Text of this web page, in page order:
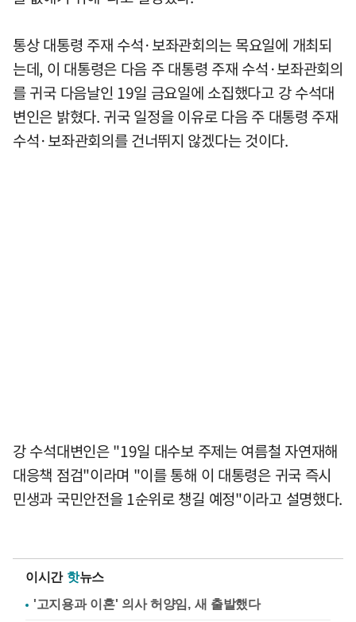
통상 대통령 주재 수석·보좌관회의는 목요일에 개최되
는데, 이 대통령은 다음 주 대통령 주재 수석·보좌관회의
를 귀국 다음날인 19일 금요일에 소집했다고 강 수석대
변인은 밝혔다. 귀국 일정을 이유로 다음 주 대통령 주재
수석·보좌관회의를 건너뛰지 않겠다는 것이다.
강 수석대변인은 "19일 대수보 주제는 여름철 자연재해
대응책 점검"이라며 "이를 통해 이 대통령은 귀국 즉시
민생과 국민안전을 1순위로 챙길 예정"이라고 설명했다.
이시간 핫뉴스
'고지용과 이혼' 의사 허양임, 새 출발했다